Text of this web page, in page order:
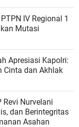
IV Regional 1
Mutasi
Apresiasi Kapolri:
Cinta dan Akhlak
Revi Nurvelani
dan Berintegritas
Asahan